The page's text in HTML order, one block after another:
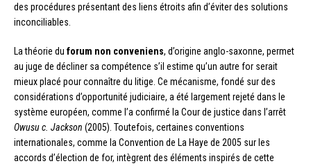
des procédures présentant des liens étroits afin d’éviter des solutions
inconciliables.
La théorie du forum non conveniens, d’origine anglo-saxonne, permet
au juge de décliner sa compétence s’il estime qu’un autre for serait
mieux placé pour connaître du litige. Ce mécanisme, fondé sur des
considérations d’opportunité judiciaire, a été largement rejeté dans le
système européen, comme l’a confirmé la Cour de justice dans l’arrêt
Owusu c. Jackson (2005). Toutefois, certaines conventions
internationales, comme la Convention de La Haye de 2005 sur les
accords d’élection de for, intègrent des éléments inspirés de cette